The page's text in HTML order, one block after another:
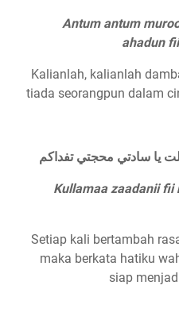
Antum antum
ahadun
Kalianlah, kalianlah
tiada seorangpun dalam
يا سادتي محجتي تفداكم
Kullamaa zaadanii fii
Setiap kali bertambah
maka berkata hatiku
siap